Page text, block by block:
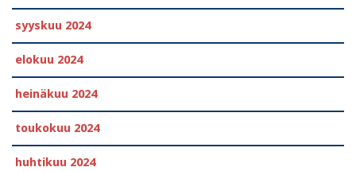
syyskuu 2024
elokuu 2024
heinäkuu 2024
toukokuu 2024
huhtikuu 2024